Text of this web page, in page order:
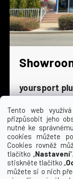
Tento web
přizpůsobit jeho
nutné ke
cookies můžete
Cookies rovněž
tlačítko „Nastavení
stiskněte tlačítko „
můžete si o nich
yoursport
Dyjská 845/4
196 00 Praha
Po - Čt
Pá
So
Ne